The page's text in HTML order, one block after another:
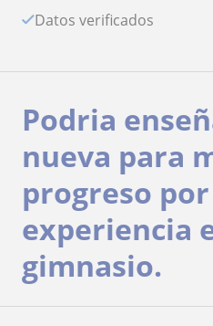
Datos verificados
Podria
nueva para
progreso
experiencia
gimnasio.